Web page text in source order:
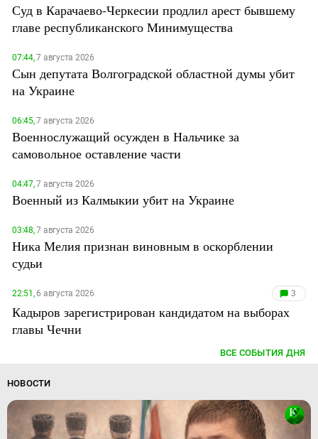
Суд в Карачаево-Черкесии продлил арест бывшему
главе республиканского Минимущества
07:44,7 августа 2026
Сын депутата Волгоградской областной думы убит
на Украине
06:45,7 августа 2026
Военнослужащий осужден в Нальчике за
самовольное оставление части
04:47,7 августа 2026
Военный из Калмыкии убит на Украине
03:48,7 августа 2026
Ника Мелия признан виновным в оскорблении
судьи
22:51,6 августа 2026 3
Кадыров зарегистрирован кандидатом на выборах
главы Чечни
ВСЕ СОБЫТИЯ ДНЯ
НОВОСТИ